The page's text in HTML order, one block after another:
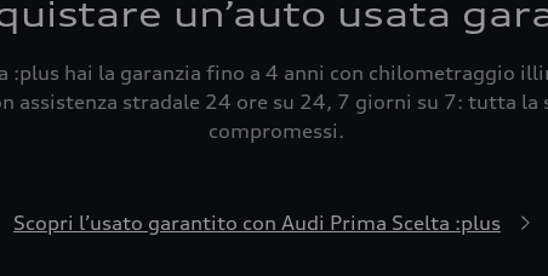
un’auto usata
:plus hai la garanzia fino a 4 anni con chilometraggio
stradale 24 ore su 24, 7 giorni su 7: tutta la
compromessi.
Scopri l’usato garantito con Audi Prima Scelta :plus